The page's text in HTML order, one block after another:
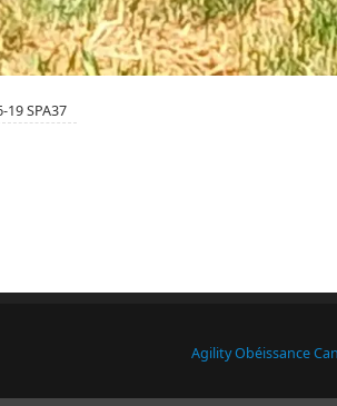
19 SPA37
Agility Obéissance